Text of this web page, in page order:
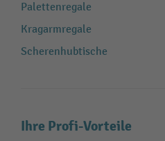
Palettenregale
Kragarmregale
Scherenhubtische
Ihre Profi-Vorteile